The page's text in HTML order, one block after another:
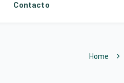
Contacto
Home